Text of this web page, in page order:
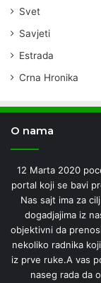
Svet
Savjeti
Estrada
Crna Hronika
O nama
12 Marta 2020
portal koji se bavi
Nas sajt ima za
dogadjajima iz
objektivni da
nekoliko radnika
iz prve ruke.A vas
naseg rada da